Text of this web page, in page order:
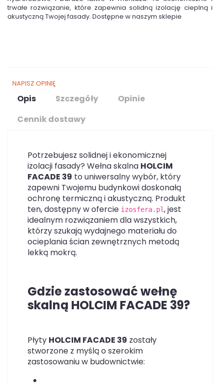
trwałe rozwiązanie, które zapewnia solidną izolację cieplną i
akustyczną Twojej fasady. Dostępne w naszym sklepie
NAPISZ OPINIĘ
Opis Szczegóły
Opinie
Cennik dostawy
Potrzebujesz solidnej i ekonomicznej
izolacji fasady? Wełna skalna HOLCIM
FACADE 39 to uniwersalny wybór, który
zapewni Twojemu budynkowi doskonałą
ochronę termiczną i akustyczną. Produkt
ten, dostępny w ofercie izosfera.pl, jest
idealnym rozwiązaniem dla wszystkich,
którzy szukają wydajnego materiału do
ocieplania ścian zewnętrznych metodą
lekką mokrą.
Gdzie zastosować wełnę
skalną HOLCIM FACADE 39?
Płyty HOLCIM FACADE 39 zostały
stworzone z myślą o szerokim
zastosowaniu w budownictwie: